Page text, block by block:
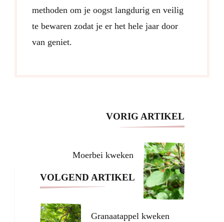
methoden om je oogst langdurig en veilig
te bewaren zodat je er het hele jaar door
van geniet.
Post
VORIG ARTIKEL
Moerbei kweken
VOLGEND ARTIKEL
Granaatappel kweken